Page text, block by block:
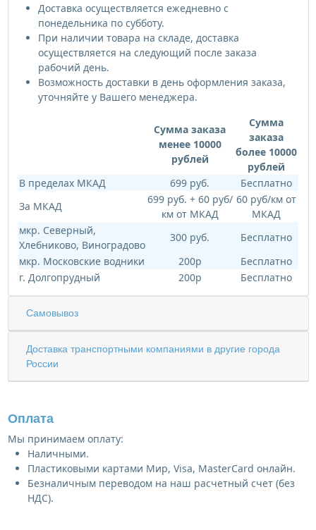
Доставка осуществляется ежедневно с
понедельника по субботу.
При наличии товара на складе, доставка
осуществляется на следующий после заказа
рабочий день.
Возможность доставки в день оформления заказа,
уточняйте у Вашего менеджера.
Сумма заказа
менее 10000
рублей
Сумма
заказа
более 10000
рублей
В пределах МКАД
699 руб.
Бесплатно
За МКАД
699 руб. + 60 руб/
км от МКАД
60 руб/км от
МКАД
мкр. Северный,
Хлебниково, Виноградово
300 руб.
Бесплатно
мкр. Московские водники
200р
Бесплатно
г. Долгопрудный
200р Бесплатно
Самовывоз
Доставка транспортными компаниями в другие города
России
Оплата
Мы принимаем оплату:
Наличными.
Пластиковыми картами Мир, Visa, MasterCard онлайн.
Безналичным переводом на наш расчетный счет (без
НДС).